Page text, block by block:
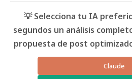
💡 Selecciona tu IA
segundos un análisis
propuesta de post
Claude